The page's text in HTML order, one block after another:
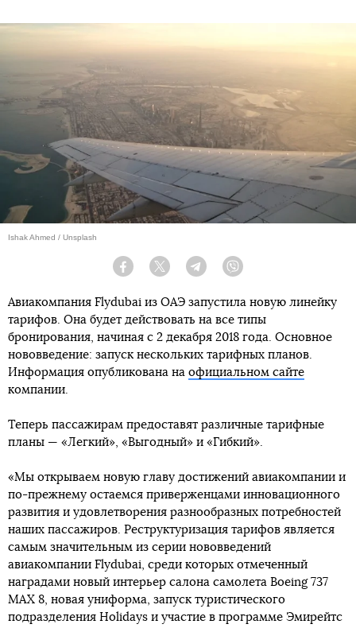
Ishak Ahmed / Unsplash
Facebook Twitter Telegram
Авиакомпания Flydubai из ОАЭ запустила новую линейку
тарифов. Она будет действовать на все типы
бронирования, начиная с 2 декабря 2018 года. Основное
нововведение: запуск нескольких тарифных планов.
Информация опубликована на официальном сайте
компании.
Теперь пассажирам предоставят различные тарифные
планы — «Легкий», «Выгодный» и «Гибкий».
«Мы открываем новую главу достижений авиакомпании и
по-прежнему остаемся приверженцами инновационного
развития и удовлетворения разнообразных потребностей
наших пассажиров. Реструктуризация тарифов является
самым значительным из серии нововведений
авиакомпании Flydubai, среди которых отмеченный
наградами новый интерьер салона самолета Boeing 737
MAX 8, новая униформа, запуск туристического
подразделения Holidays и участие в программе Эмирейтс